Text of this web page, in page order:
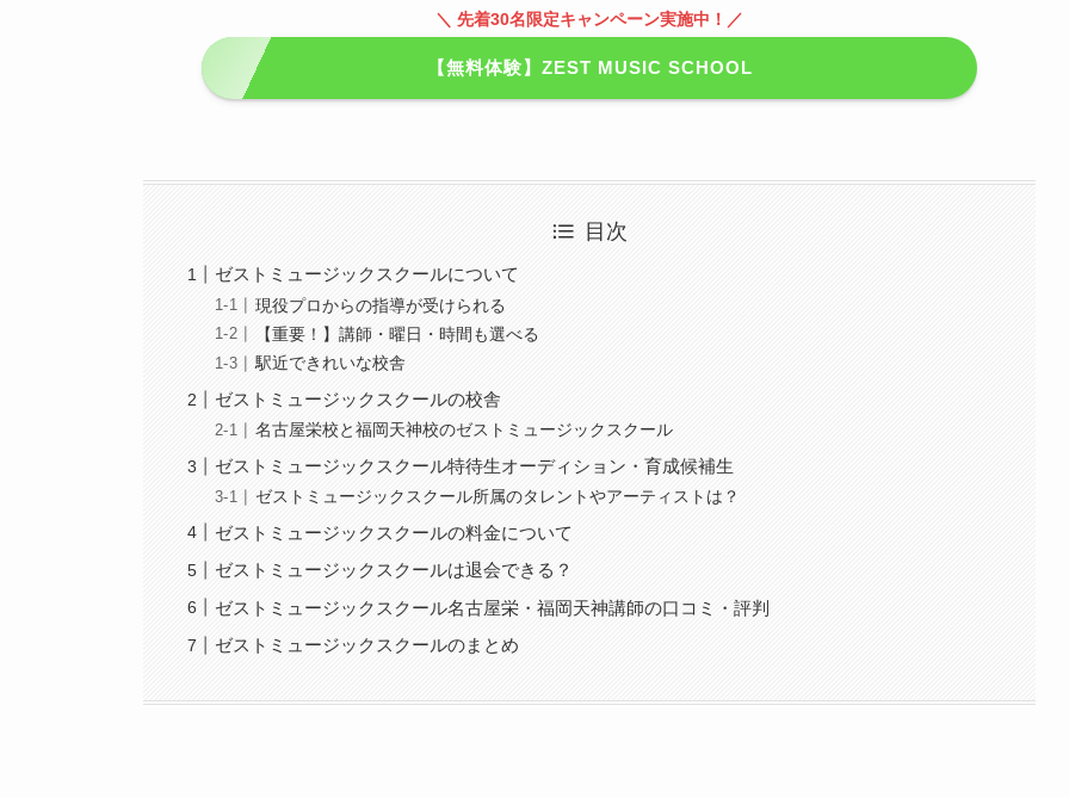
＼ 先着30名限定キャンペーン実施中！／
【無料体験】ZEST MUSIC SCHOOL
目次
ゼストミュージックスクールについて
現役プロからの指導が受けられる
【重要！】講師・曜日・時間も選べる
駅近できれいな校舎
ゼストミュージックスクールの校舎
名古屋栄校と福岡天神校のゼストミュージックスクール
ゼストミュージックスクール特待生オーディション・育成候補生
ゼストミュージックスクール所属のタレントやアーティストは？
ゼストミュージックスクールの料金について
ゼストミュージックスクールは退会できる？
ゼストミュージックスクール名古屋栄・福岡天神講師の口コミ・評判
ゼストミュージックスクールのまとめ